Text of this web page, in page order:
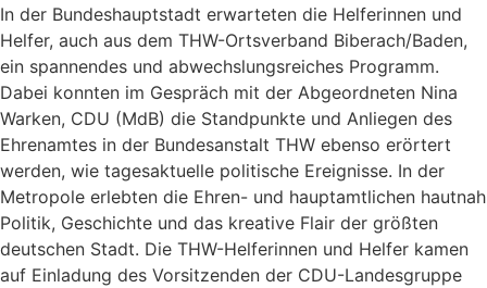
In der Bundeshauptstadt erwarteten die Helferinnen und
Helfer, auch aus dem THW-Ortsverband Biberach/Baden,
ein spannendes und abwechslungsreiches Programm.
Dabei konnten im Gespräch mit der Abgeordneten Nina
Warken, CDU (MdB) die Standpunkte und Anliegen des
Ehrenamtes in der Bundesanstalt THW ebenso erörtert
werden, wie tagesaktuelle politische Ereignisse. In der
Metropole erlebten die Ehren- und hauptamtlichen hautnah
Politik, Geschichte und das kreative Flair der größten
deutschen Stadt. Die THW-Helferinnen und Helfer kamen
auf Einladung des Vorsitzenden der CDU-Landesgruppe